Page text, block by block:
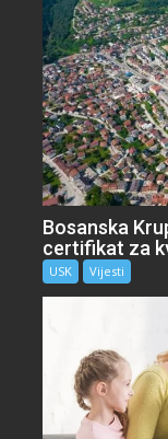
Bosanska
certifikat za
USK Vijesti